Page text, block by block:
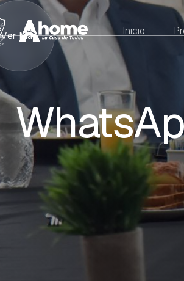
Inicio
Ver Más